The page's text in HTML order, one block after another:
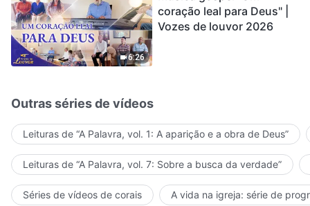
6:26
coração leal para Deus" |
Vozes de louvor 2026
Outras séries de vídeos
Leituras de “A Palavra, vol. 1: A aparição e a obra de Deus”
Leituras de “A Palavra, vol. 7: Sobre a busca da verdade”
Séries de vídeos de corais A vida na igreja: série de